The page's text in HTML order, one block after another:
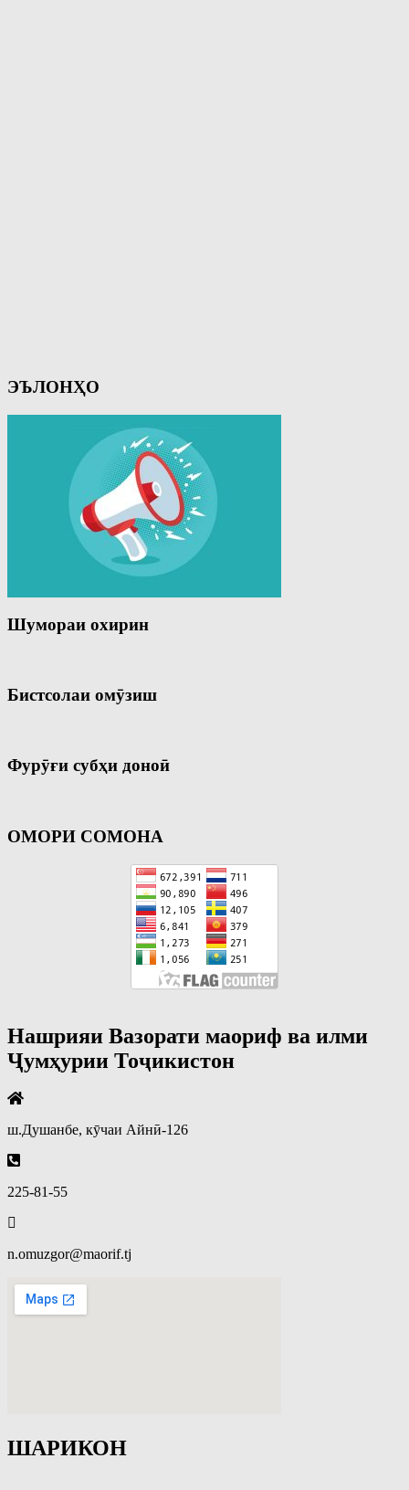
ЭЪЛОНҲО
Шумораи охирин
Бистсолаи омӯзиш
Фурӯғи субҳи доноӣ
ОМОРИ СОМОНА
Нашрияи Вазорати маориф ва илми
Ҷумҳурии Тоҷикистон
ш.Душанбе, кӯчаи Айнӣ-126
225-81-55
n.omuzgor@maorif.tj
ШАРИКОН